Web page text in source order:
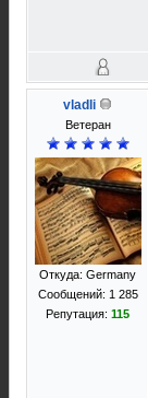
vladli
Ветеран
Откуда: Germany
Сообщений: 1 285
Репутация: 115